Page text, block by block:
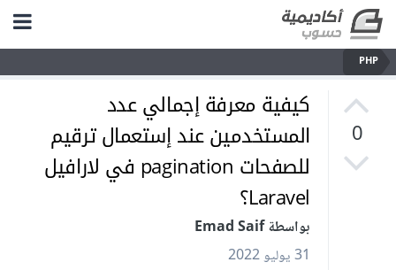
PHP
0
كيفية معرفة إجمالي عدد
المستخدمين عند إستعمال ترقيم
للصفحات pagination في لارافيل
Laravel؟
بواسطة Emad Saif
31 يوليو 2022